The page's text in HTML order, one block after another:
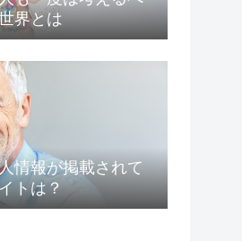
世界とは
情報が掲載されて
トは？